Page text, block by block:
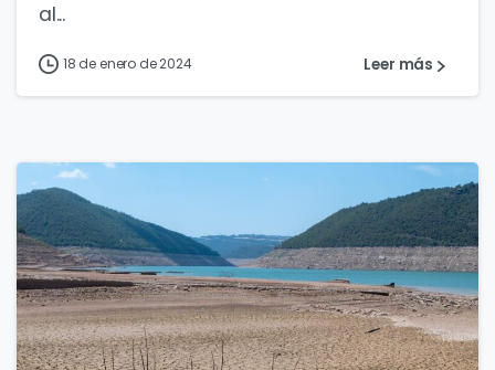
al...
18 de enero de 2024 Leer más